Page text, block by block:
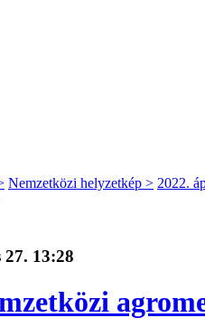
Nemzetközi helyzetkép > 2022.
13:28